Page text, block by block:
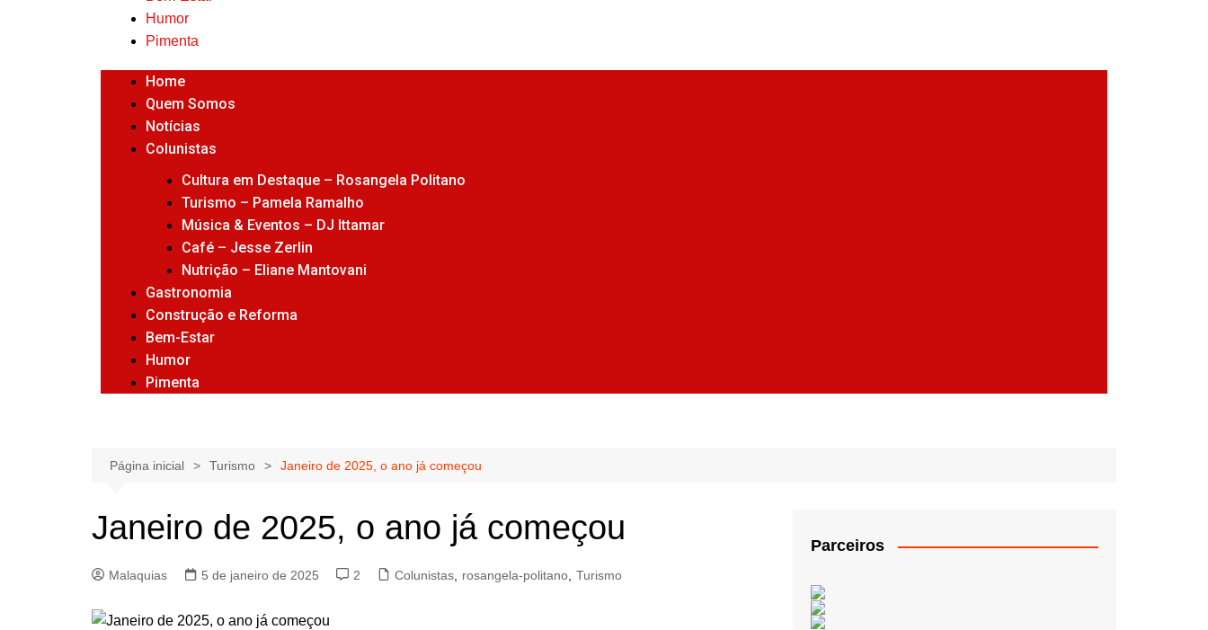
Humor
Pimenta
Home
Quem Somos
Notícias
Colunistas
Cultura em Destaque – Rosangela Politano
Turismo – Pamela Ramalho
Música & Eventos – DJ Ittamar
Café – Jesse Zerlin
Nutrição – Eliane Mantovani
Gastronomia
Construção e Reforma
Bem-Estar
Humor
Pimenta
Página inicial Turismo Janeiro de 2025, o ano já começou
Janeiro de 2025, o ano já começou
Malaquias 5 de janeiro de 2025 2 Colunistas rosangela-politano Turismo
Parceiros